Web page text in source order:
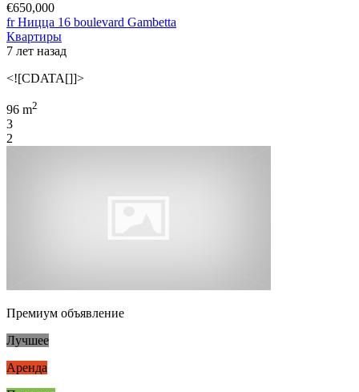
€650,000
fr Ницца 16 boulevard Gambetta
Квартиры
7 лет назад
<![CDATA[]]>
96 m2
3
2
Премиум объявление
Лучшее
Аренда